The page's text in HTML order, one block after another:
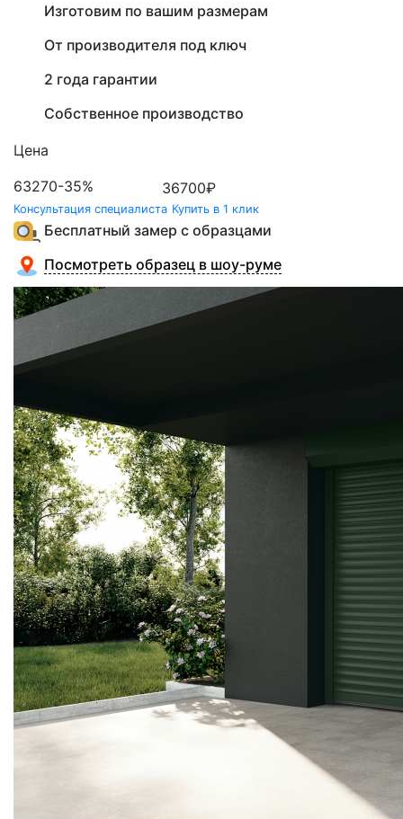
Изготовим по вашим размерам
От производителя под ключ
2 года гарантии
Собственное производство
Цена
63270-35% 36700₽
Консультация специалиста Купить в 1 клик
Бесплатный замер с образцами
Посмотреть образец в шоу-руме
РОЛЛЕТНЫЕ